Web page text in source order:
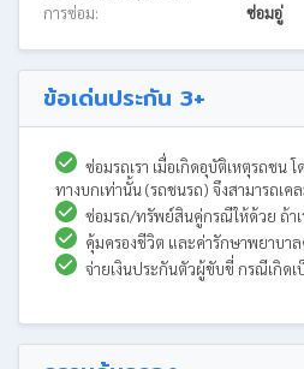
การซ่อม:
ซ่อมอู่
ข้อเด่นประกัน 3+
ซ่อมรถเรา เมื่อเกิดอุบัติเหตุรถชน
ทางบกเท่านั้น (รถชนรถ) จึงสามารถเค
ซ่อมรถ/ทรัพย์สินคู่กรณีให้ด้วย ถ้าเ
คุ้มครองชีวิต และค่ารักษาพยาบาล
จ่ายเงินประกันตัวผู้ขับขี่ กรณีเกิด